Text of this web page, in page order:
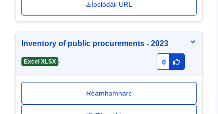
Íoslódáil URL
Inventory of public procurements - 2023
Excel XLSX - 0
Réamhamharc